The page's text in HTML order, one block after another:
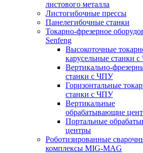
листового металла
Листогибочные прессы
Панелегибочные станки
Токарно-фрезерное
Senfeng
Высокоточные
карусельные станки
Вертикально-
станки с ЧПУ
Горизонтальные
станки с ЧПУ
Вертикальные
обрабатывающие
Портальные
центры
Роботизированные
комплексы MIG-MAG